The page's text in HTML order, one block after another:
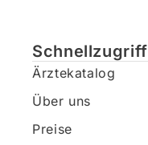
Schnellzugriff
Ärztekatalog
Über uns
Preise